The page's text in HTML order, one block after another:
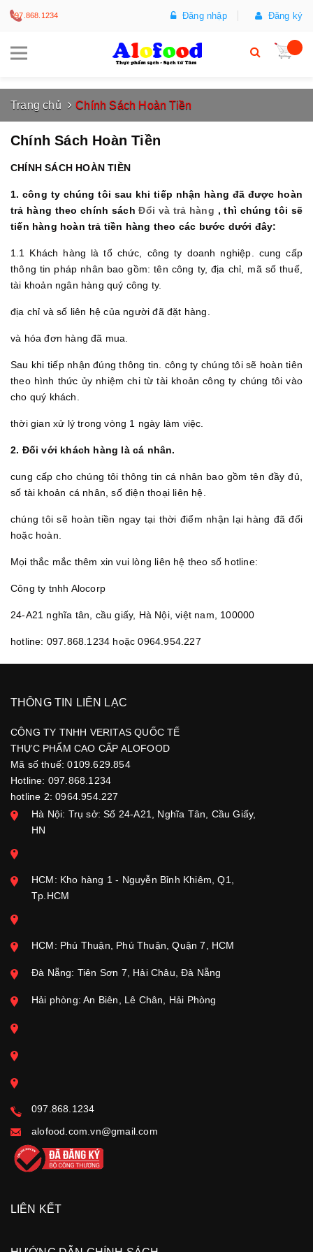
097.868.1234 Đăng nhập Đăng ký
Trang chủ Chính Sách Hoàn Tiền
Chính Sách Hoàn Tiền
CHÍNH SÁCH HOÀN TIỀN
1. công ty chúng tôi sau khi tiếp nhận hàng đã được hoàn
trả hàng theo chính sáchĐổi và trả hàng , thì chúng tôi sẽ
tiến hàng hoàn trả tiền hàng theo các bước dưới đây:
1.1 Khách hàng là tổ chức, công ty doanh nghiệp. cung cấp
thông tin pháp nhân bao gồm: tên công ty, địa chỉ, mã số thuế,
tài khoản ngân hàng quý công ty.
địa chỉ và số liên hệ của người đã đặt hàng.
và hóa đơn hàng đã mua.
Sau khi tiếp nhận đúng thông tin. công ty chúng tôi sẽ hoàn tiên
theo hình thức ủy nhiệm chi từ tài khoản công ty chúng tôi vào
cho quý khách.
thời gian xử lý trong vòng 1 ngày làm việc.
2. Đối với khách hàng là cá nhân.
cung cấp cho chúng tôi thông tin cá nhân bao gồm tên đầy đủ,
số tài khoản cá nhân, số điện thoại liên hệ.
chúng tôi sẽ hoàn tiền ngay tại thời điểm nhận lại hàng đã đổi
hoặc hoàn.
Mọi thắc mắc thêm xin vui lòng liên hệ theo số hotline:
Công ty tnhh Alocorp
24-A21 nghĩa tân, cầu giấy, Hà Nội, việt nam, 100000
hotline: 097.868.1234 hoặc 0964.954.227
THÔNG TIN LIÊN LẠC
CÔNG TY TNHH VERITAS QUỐC TẾ
THỰC PHẨM CAO CẤP ALOFOOD
Mã số thuế: 0109.629.854
Hotline: 097.868.1234
hotline 2: 0964.954.227
Hà Nội: Trụ sở: Số 24-A21, Nghĩa Tân, Cầu Giấy,
HN
HCM: Kho hàng 1 - Nguyễn Bỉnh Khiêm, Q1,
Tp.HCM
HCM: Phú Thuận, Phú Thuận, Quận 7, HCM
Đà Nẵng: Tiên Sơn 7, Hải Châu, Đà Nẵng
Hải phòng: An Biên, Lê Chân, Hải Phòng
097.868.1234
alofood.com.vn@gmail.com
LIÊN KẾT